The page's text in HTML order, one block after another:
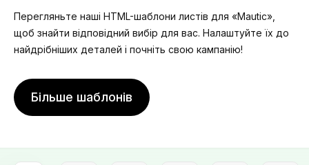
Перегляньте наші HTML-шаблони листів для «Mautic»,
щоб знайти відповідний вибір для вас. Налаштуйте їх до
найдрібніших деталей і почніть свою кампанію!
Більше шаблонів